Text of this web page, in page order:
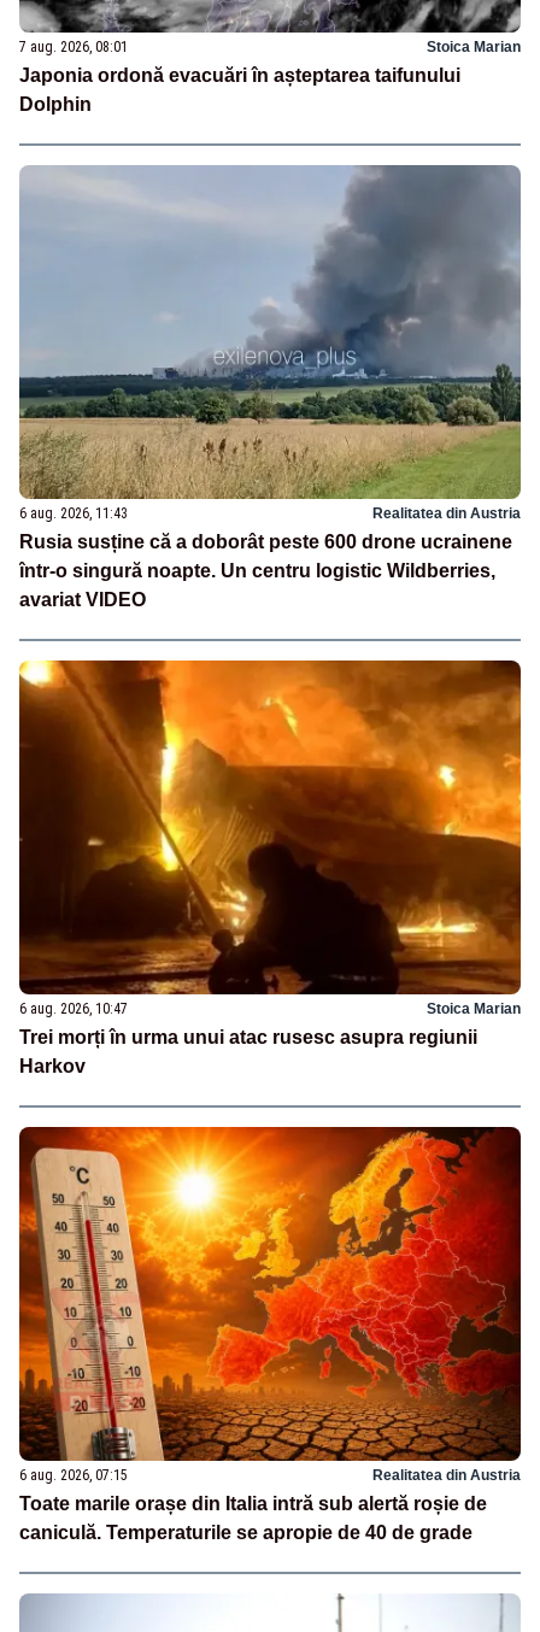
7 aug. 2026, 08:01 Stoica Marian
Japonia ordonă evacuări în așteptarea taifunului
Dolphin
6 aug. 2026, 11:43 Realitatea din Austria
Rusia susține că a doborât peste 600 drone ucrainene
într-o singură noapte. Un centru logistic Wildberries,
avariat VIDEO
6 aug. 2026, 10:47 Stoica Marian
Trei morți în urma unui atac rusesc asupra regiunii
Harkov
6 aug. 2026, 07:15 Realitatea din Austria
Toate marile orașe din Italia intră sub alertă roșie de
caniculă. Temperaturile se apropie de 40 de grade